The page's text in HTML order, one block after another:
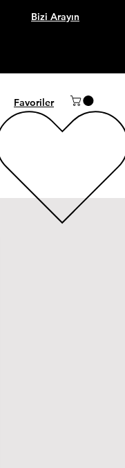
Bizi Arayın
Favoriler